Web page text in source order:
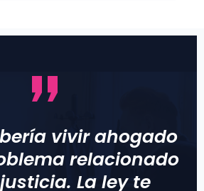
vivir ahogado
relacionado
La ley te